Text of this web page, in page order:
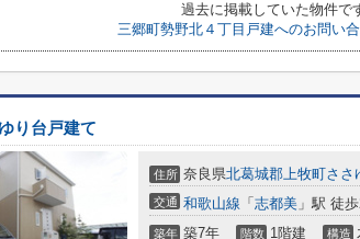
過去に掲載していた物件で
三郷町勢野北４丁目戸建へのお問い
り台戸建て
住所 奈良県北葛城郡上牧町ささ
交通 和歌山線 「 志都美 」駅 徒
築年 築7年 階数 1階建 構造